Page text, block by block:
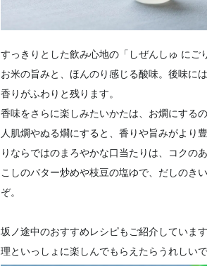
すっきりとした飲み心地の「しぜんしゅ にご
お米の旨みと、ほんのり感じる酸味。後味に
香りがふわりと残ります。
香味をさらに楽しみたいかたは、お燗にする
人肌燗やぬる燗にすると、香りや旨みがより
りならではのまろやかな口当たりは、コクの
こしのバター炒めや枝豆の塩ゆで、だしのき
ぞ。
坂ノ途中のおすすめレシピもご紹介していま
理といっしょに楽しんでもらえたらうれしいで